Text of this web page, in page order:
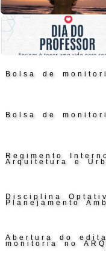
Bolsa de
Bolsa de
Regimento
Arquitetura e
Disciplina
Planejamento
Abertura do
monitoria no ARQ